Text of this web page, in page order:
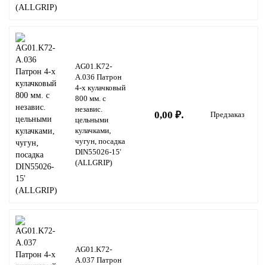
AG01.K72-
A.036 Патрон
4-х кулачковый
800 мм. с
независ.
цельными
кулачками,
чугун, посадка
DIN55026-15'
(ALLGRIP)
0,00 ₽. Предзаказ
AG01.K72-
A.037 Патрон